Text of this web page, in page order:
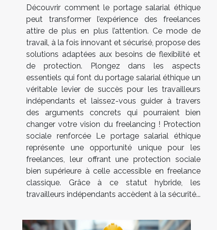
Découvrir comment le portage salarial éthique
peut transformer l’expérience des freelances
attire de plus en plus l’attention. Ce mode de
travail, à la fois innovant et sécurisé, propose des
solutions adaptées aux besoins de flexibilité et
de protection. Plongez dans les aspects
essentiels qui font du portage salarial éthique un
véritable levier de succès pour les travailleurs
indépendants et laissez-vous guider à travers
des arguments concrets qui pourraient bien
changer votre vision du freelancing ! Protection
sociale renforcée Le portage salarial éthique
représente une opportunité unique pour les
freelances, leur offrant une protection sociale
bien supérieure à celle accessible en freelance
classique. Grâce à ce statut hybride, les
travailleurs indépendants accèdent à la sécurité...